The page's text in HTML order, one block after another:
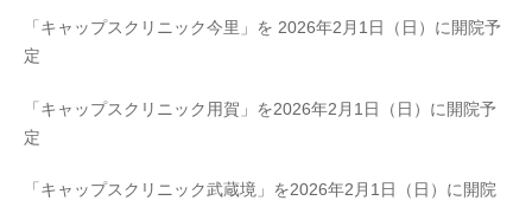
「キャップスクリニック今里」を 2026年2月1日（日）に開院予
定
「キャップスクリニック用賀」を2026年2月1日（日）に開院予
定
「キャップスクリニック武蔵境」を2026年2月1日（日）に開院